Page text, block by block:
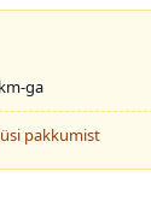
ga
pakkumist